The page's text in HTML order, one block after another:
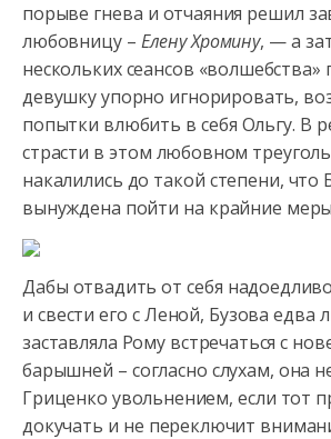
порыве гнева и отчаяния решил
любовницу – Елену Хромину, — а
нескольких сеансов «волшебства»
девушку упорно игнорировать,
попытки влюбить в себя Ольгу. В
страсти в этом любовном
накалились до такой степени, что
вынуждена пойти на крайние
Дабы отвадить от себя
и свести его с Леной, Бузова едва
заставляла Рому встречаться с
барышней – согласно слухам, она
Гриценко увольнением, если тот
докучать и не переключит